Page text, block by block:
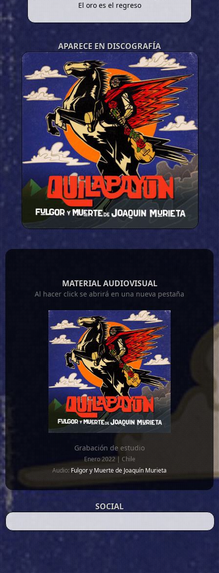
El oro es el regreso
APARECE EN DISCOGRAFÍA
MATERIAL AUDIOVISUAL
Al hacer click se abrirá en una nueva pestaña
Grabación de estudio
Enero 2022 | Chile
Audio:Fulgor y Muerte de Joaquín Murieta
SOCIAL